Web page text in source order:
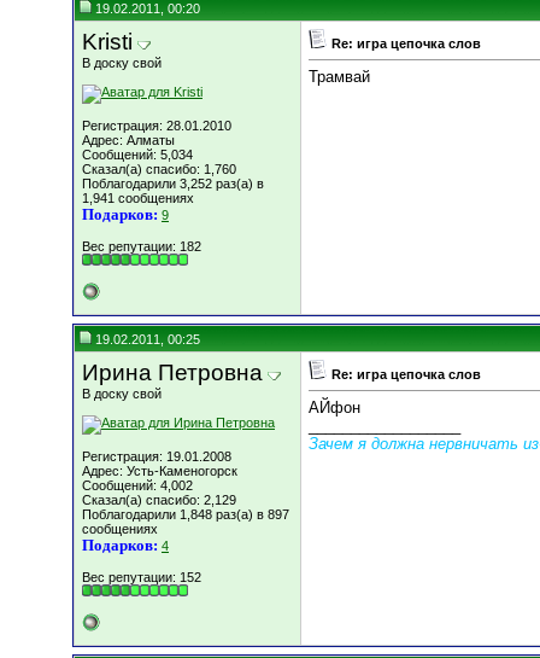
19.02.2011, 00:20
Kristi
В доску свой
Регистрация: 28.01.2010
Адрес: Алматы
Сообщений: 5,034
Сказал(а) спасибо: 1,760
Поблагодарили 3,252 раз(а) в
1,941 сообщениях
Подарков: 9
Вес репутации: 182
Re: игра цепочка слов
Трамвай
19.02.2011, 00:25
Ирина Петровна
В доску свой
Регистрация: 19.01.2008
Адрес: Усть-Каменогорск
Сообщений: 4,002
Сказал(а) спасибо: 2,129
Поблагодарили 1,848 раз(а) в 897
сообщениях
Подарков: 4
Вес репутации: 152
Re: игра цепочка слов
АЙфон
Зачем я должна нервничать